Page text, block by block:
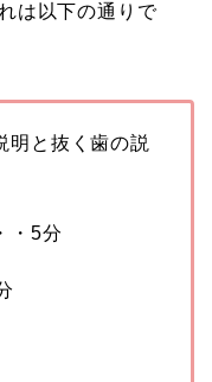
は以下の通りで
明と抜く歯の説
・5分